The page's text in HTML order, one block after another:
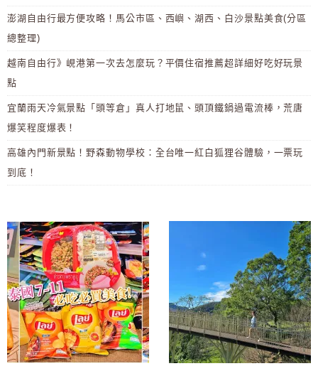
澎湖自由行最方便攻略！馬公市區、西嶼、湖西、白沙景點美食(分區
總整理)
越南自由行》峴港第一次去怎麼玩？平價住宿推薦超詳細好吃好玩景
點
宜蘭雨天冷氣景點「頭等倉」真人打地鼠、頭頂鐵鍋過電流棒，荒唐
爆笑程度爆表！
高雄內門新景點！野森動物學校：全台唯一紅白狐狸谷體驗，一票玩
到底！